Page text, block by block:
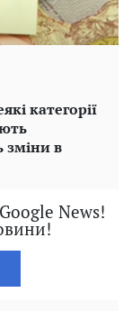
категорії
зміни в
News!